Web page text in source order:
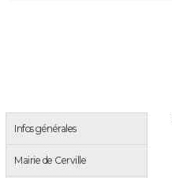
Infos générales
Mairie de Cerville